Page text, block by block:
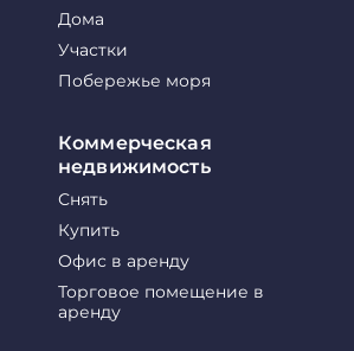
Дома
Участки
Побережье моря
Коммерческая
недвижимость
Снять
Купить
Офис в аренду
Торговое помещение в
аренду